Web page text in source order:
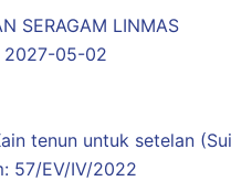
SERAGAM LINMAS
2027-05-02
tenun untuk setelan
57/EV/IV/2022